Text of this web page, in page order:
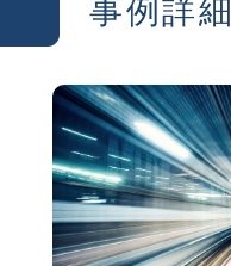
事例詳細